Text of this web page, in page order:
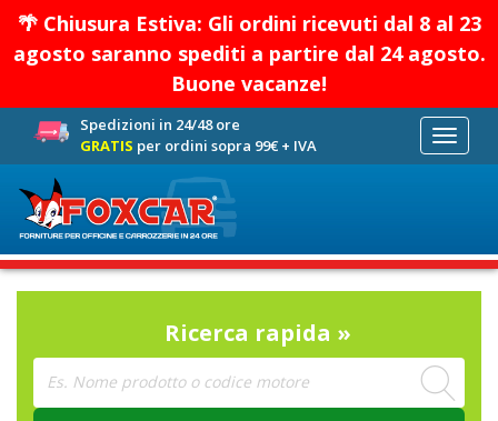
🌴 Chiusura Estiva: Gli ordini ricevuti dal 8 al 23
agosto saranno spediti a partire dal 24 agosto.
Buone vacanze!
Spedizioni in 24/48 ore
GRATIS per ordini sopra 99€ + IVA
Toggle
Ricerca rapida »